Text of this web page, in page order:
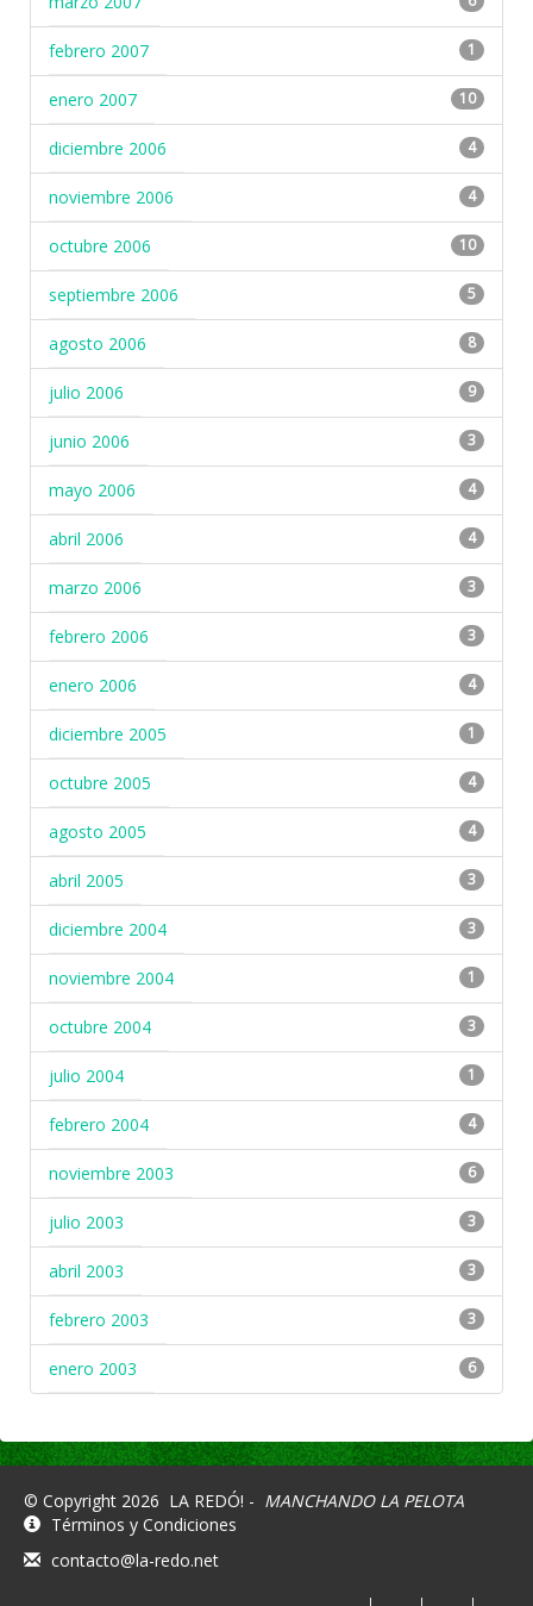
febrero 2007 1
enero 2007 10
diciembre 2006 4
noviembre 2006 4
octubre 2006 10
septiembre 2006 5
agosto 2006 8
julio 2006 9
junio 2006 3
mayo 2006 4
abril 2006 4
marzo 2006 3
febrero 2006 3
enero 2006 4
diciembre 2005 1
octubre 2005 4
agosto 2005 4
abril 2005 3
diciembre 2004 3
noviembre 2004 1
octubre 2004 3
julio 2004 1
febrero 2004 4
noviembre 2003 6
julio 2003 3
abril 2003 3
febrero 2003 3
enero 2003 6
© Copyright 2026 LA REDÓ! - MANCHANDO LA PELOTA
Términos y Condiciones
contacto@la-redo.net